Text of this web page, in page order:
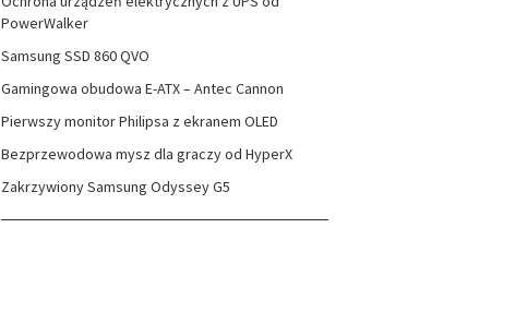
PowerWalker
Samsung SSD 860 QVO
Gamingowa obudowa E-ATX – Antec Cannon
Pierwszy monitor Philipsa z ekranem OLED
Bezprzewodowa mysz dla graczy od HyperX
Zakrzywiony Samsung Odyssey G5